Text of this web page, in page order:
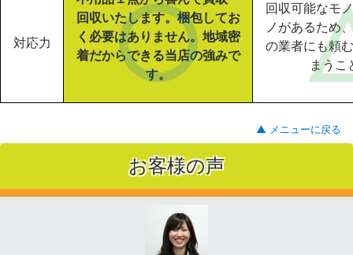
対応力
回収いたします。梱包してお
く必要はありません。地域密
着だからできる当店の強みで
す。
回収可能なモ
ノがあるため
の業者にも頼
まうこ
▲ メニューに戻る
お客様の声